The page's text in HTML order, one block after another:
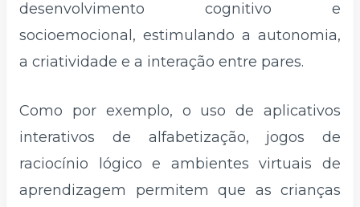
desenvolvimento cognitivo e
socioemocional, estimulando a autonomia,
a criatividade e a interação entre pares.
Como por exemplo, o uso de aplicativos
interativos de alfabetização, jogos de
raciocínio lógico e ambientes virtuais de
aprendizagem permitem que as crianças